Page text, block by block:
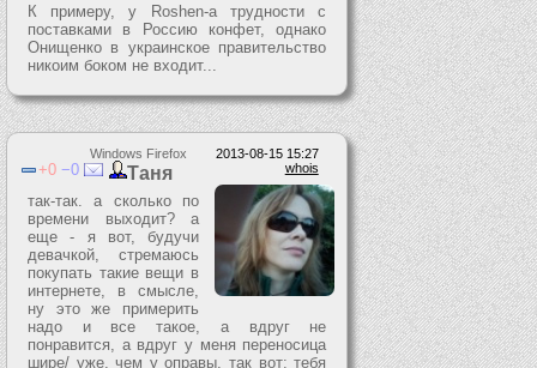
К примеру, у Roshen-а трудности с
поставками в Россию конфет, однако
Онищенко в украинское правительство
никоим боком не входит...
2013-08-15 15:27
Windows Firefox
whois
0 0 Таня
так-так. а сколько по
времени выходит? а
еще - я вот, будучи
девачкой, стремаюсь
покупать такие вещи в
интернете, в смысле,
ну это же примерить
надо и все такое, а вдруг не
понравится, а вдруг у меня переносица
шире/ уже, чем у оправы, так вот: тебя